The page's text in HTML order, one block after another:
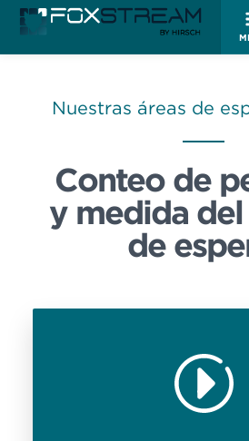
Nuestras áreas de
Conteo de
y medida
de